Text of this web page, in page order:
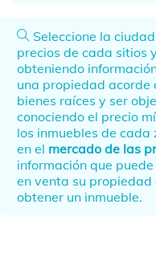
Seleccione la
precios de cada sitios
obteniendo
una propiedad acorde
bienes raíces y ser
conociendo el precio
los inmuebles de
en el mercado de las
información que
en venta su propiedad
obtener un inmueble.